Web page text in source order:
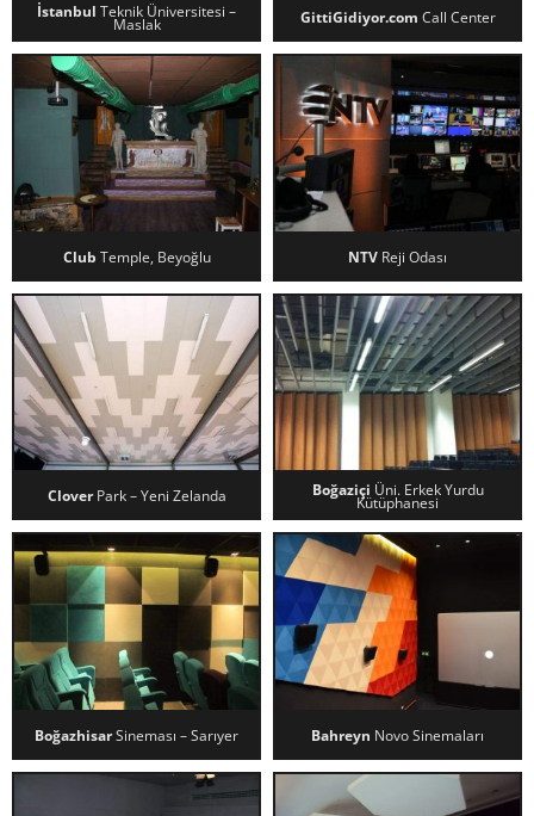
İSTANBUL TEKNIK ÜNIVERSITESI
– MASLAK
İstanbul Teknik Üniversitesi –
Maslak
GITTIGIDIYOR.COM CALL
CENTER
GittiGidiyor.com Call Center
CLUB TEMPLE, BEYOĞLU
Club Temple, Beyoğlu
NTV REJI ODASI
NTV Reji Odası
CLOVER PARK – YENI ZELANDA
CloverPark – Yeni Zelanda
BOĞAZIÇI ÜNI. ERKEK YURDU
KÜTÜPHANESI
Boğaziçi Üni. Erkek Yurdu
Kütüphanesi
BOĞAZHISAR SINEMASI –
BoğazhisarSineması – Sarıyer
BAHREYN NOVO SINEMALARI
Bahreyn Novo Sinemaları